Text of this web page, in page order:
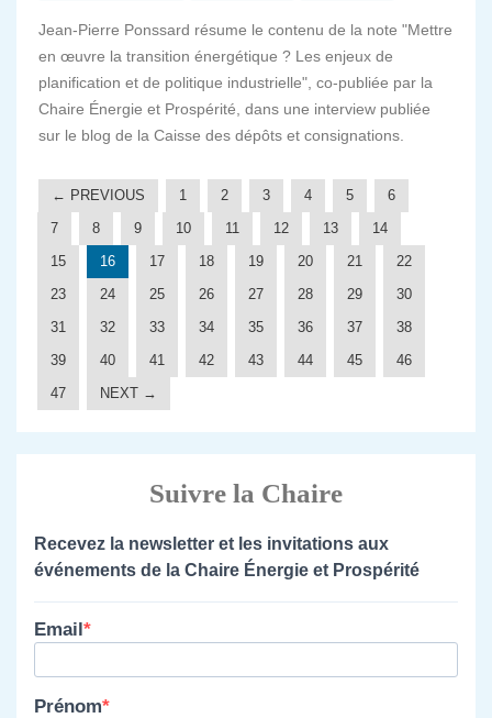
Jean-Pierre Ponssard résume le contenu de la note "Mettre
en œuvre la transition énergétique ? Les enjeux de
planification et de politique industrielle", co-publiée par la
Chaire Énergie et Prospérité, dans une interview publiée
sur le blog de la Caisse des dépôts et consignations.
← PREVIOUS 1 2 3 4 5
6
7
8 9 10 11 12 13
14
15
16 17 18 19 20 21
22
23
24 25 26 27 28 29
30
31
32 33 34 35 36 37
38
39
40 41 42 43 44 45
46
47
NEXT →
Suivre la Chaire
Recevez la newsletter et les invitations aux
événements de la Chaire Énergie et Prospérité
Email
Prénom